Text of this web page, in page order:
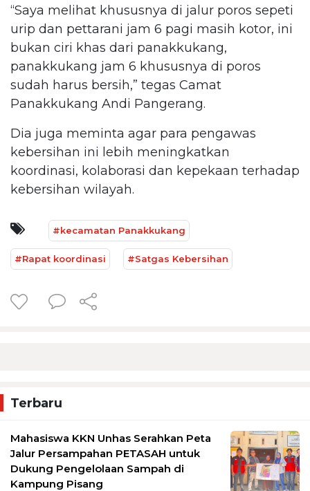
“Saya melihat khususnya di jalur poros sepeti
urip dan pettarani jam 6 pagi masih kotor, ini
bukan ciri khas dari panakkukang,
panakkukang jam 6 khususnya di poros
sudah harus bersih,” tegas Camat
Panakkukang Andi Pangerang.
Dia juga meminta agar para pengawas
kebersihan ini lebih meningkatkan
koordinasi, kolaborasi dan kepekaan terhadap
kebersihan wilayah.
#kecamatan Panakkukang
#Rapat koordinasi #Satgas Kebersihan
Terbaru
Mahasiswa KKN Unhas Serahkan Peta
Jalur Persampahan PETASAH untuk
Dukung Pengelolaan Sampah di
Kampung Pisang